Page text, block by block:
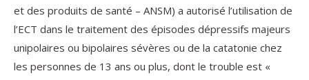
et des produits de santé – ANSM) a autorisé l’utilisation de
l’ECT dans le traitement des épisodes dépressifs majeurs
unipolaires ou bipolaires sévères ou de la catatonie chez
les personnes de 13 ans ou plus, dont le trouble est «